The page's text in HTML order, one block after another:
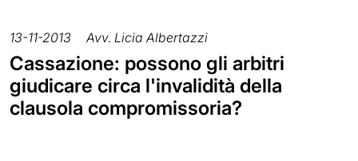
13-11-2013 Avv. Licia Albertazzi
Cassazione: possono gli arbitri
giudicare circa l'invalidità della
clausola compromissoria?